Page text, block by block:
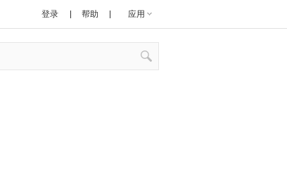
帮助 应用
登录